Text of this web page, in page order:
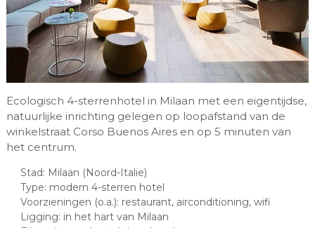
Ecologisch 4-sterrenhotel in Milaan met een eigentijdse,
natuurlijke inrichting gelegen op loopafstand van de
winkelstraat Corso Buenos Aires en op 5 minuten van
het centrum.
Stad: Milaan (Noord-Italie)
Type: modern 4-sterren hotel
Voorzieningen (o.a.): restaurant, airconditioning, wifi
Ligging: in het hart van Milaan